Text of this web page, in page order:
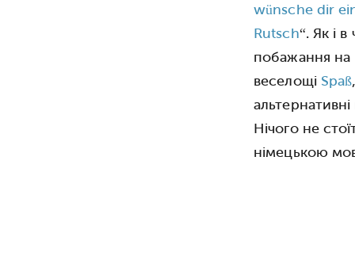
wünsche dir
Rutsch“. Як і в
побажання на
веселощі Spaß
Нічого не
німецькою